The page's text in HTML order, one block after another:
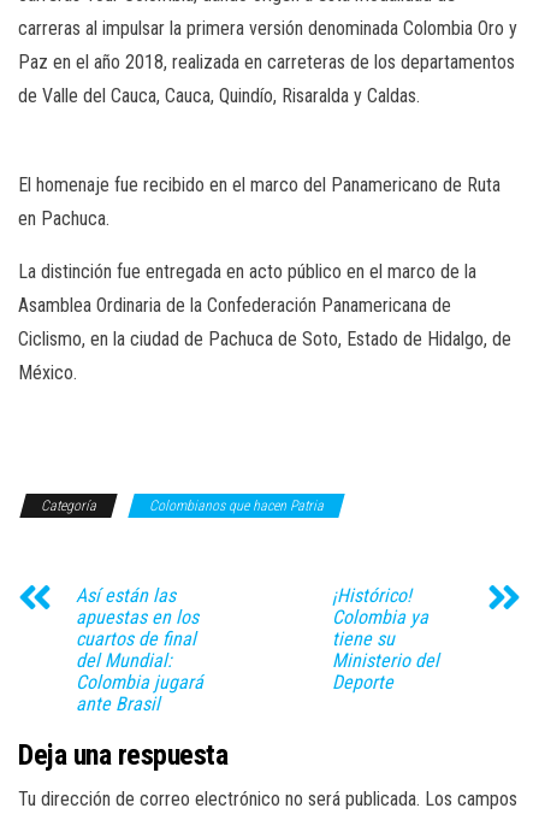
carreras al impulsar la primera versión denominada Colombia Oro y
Paz en el año 2018, realizada en carreteras de los departamentos
de Valle del Cauca, Cauca, Quindío, Risaralda y Caldas.
El homenaje fue recibido en el marco del Panamericano de Ruta
en Pachuca.
La distinción fue entregada en acto público en el marco de la
Asamblea Ordinaria de la Confederación Panamericana de
Ciclismo, en la ciudad de Pachuca de Soto, Estado de Hidalgo, de
México.
Categoría Colombianos que hacen Patria
Así están las
apuestas en los
cuartos de final
del Mundial:
Colombia jugará
ante Brasil
¡Histórico!
Colombia ya
tiene su
Ministerio del
Deporte
Deja una respuesta
Tu dirección de correo electrónico no será publicada. Los campos